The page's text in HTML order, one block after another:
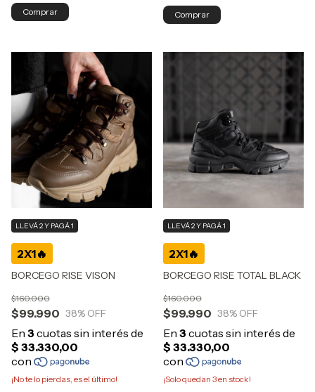
Comprar Comprar
BORCEGO RISE VISON
$99.990
$160.000
38% OFF
LLEVÁ 2 Y PAGÁ 1
¡No te lo pierdas, es el último!
BORCEGO RISE TOTAL BLACK
$99.990
$160.000
38% OFF
LLEVÁ 2 Y PAGÁ 1
¡Solo quedan 3en stock!